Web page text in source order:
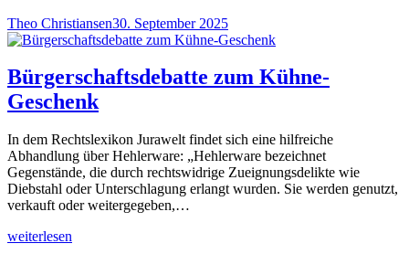
Theo Christiansen30. September 2025
Bürgerschaftsdebatte zum Kühne-
Geschenk
In dem Rechtslexikon Jurawelt findet sich eine hilfreiche
Abhandlung über Hehlerware: „Hehlerware bezeichnet
Gegenstände, die durch rechtswidrige Zueignungsdelikte wie
Diebstahl oder Unterschlagung erlangt wurden. Sie werden genutzt,
verkauft oder weitergegeben,…
weiterlesen